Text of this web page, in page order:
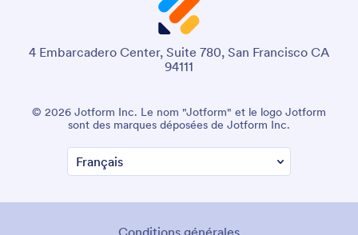
4 Embarcadero Center, Suite 780, San Francisco CA
94111
© 2026 Jotform Inc. Le nom "Jotform" et le logo Jotform
sont des marques déposées de Jotform Inc.
Conditions générales